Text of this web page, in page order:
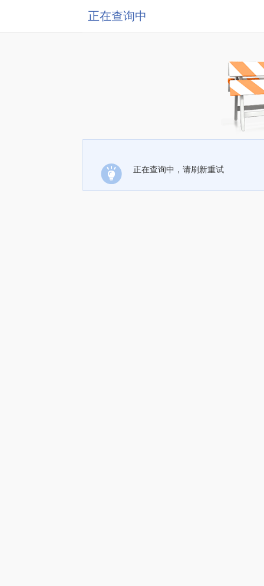
正在查询中
正在查询中，请刷新重试